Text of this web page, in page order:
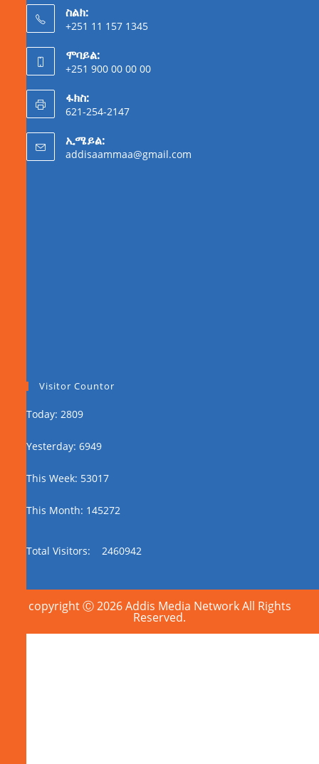
ስልክ:
+251 11 157 1345
ሞባይል:
+251 900 00 00 00
ፋክስ:
621-254-2147
ኢሜይል:
addisaammaa@gmail.com
Visitor Countor
Today: 2809
Yesterday: 6949
This Week: 53017
This Month: 145272
Total Visitors: 2460942
copyright Ⓒ 2026 Addis Media Network All Rights
Reserved.